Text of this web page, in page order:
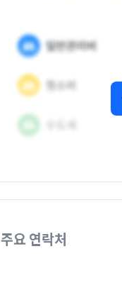
주요 연락처